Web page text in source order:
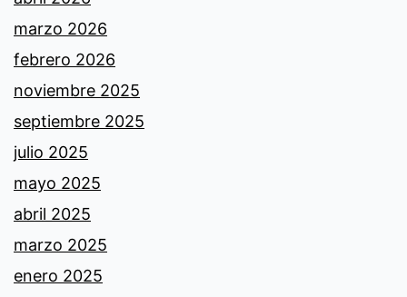
marzo 2026
febrero 2026
noviembre 2025
septiembre 2025
julio 2025
mayo 2025
abril 2025
marzo 2025
enero 2025